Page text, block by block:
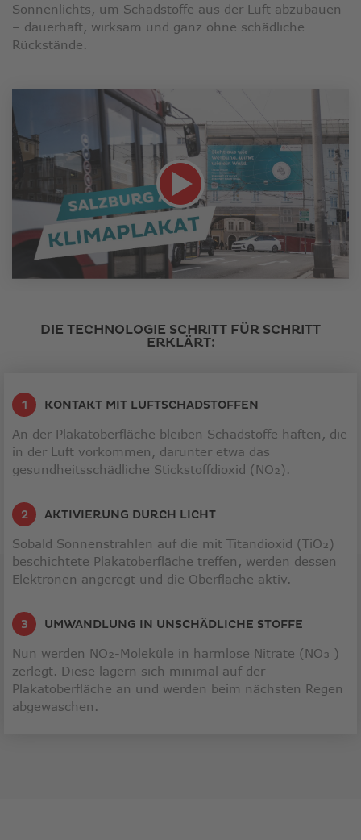
Sonnenlichts, um Schadstoffe aus der Luft abzubauen
– dauerhaft, wirksam und ganz ohne schädliche
Rückstände.
DIE TECHNOLOGIE SCHRITT FÜR SCHRITT
ERKLÄRT:
KONTAKT MIT LUFTSCHADSTOFFEN
An der Plakatoberfläche bleiben Schadstoffe haften, die
in der Luft vorkommen, darunter etwa das
gesundheitsschädliche Stickstoffdioxid (NO₂).
AKTIVIERUNG DURCH LICHT
Sobald Sonnenstrahlen auf die mit Titandioxid (TiO₂)
beschichtete Plakatoberfläche treffen, werden dessen
Elektronen angeregt und die Oberfläche aktiv.
UMWANDLUNG IN UNSCHÄDLICHE STOFFE
Nun werden NO₂-Moleküle in harmlose Nitrate (NO₃⁻)
zerlegt. Diese lagern sich minimal auf der
Plakatoberfläche an und werden beim nächsten Regen
abgewaschen.